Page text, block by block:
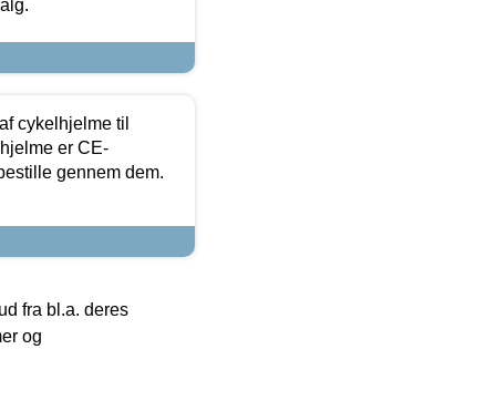
cykelhjelme til
er CE-
gennem dem.
fra bl.a. deres
og